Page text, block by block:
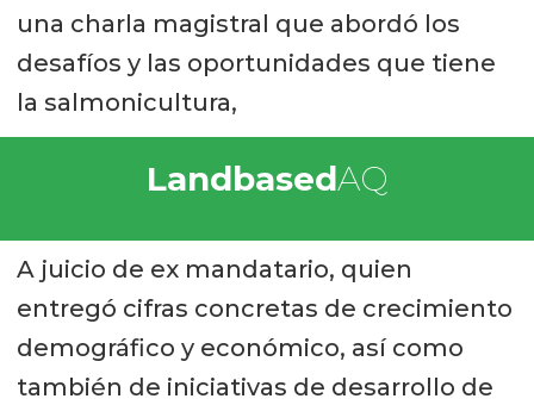
una charla magistral que abordó los
desafíos y las oportunidades que tiene
la salmonicultura,
LandbasedAQ
A juicio de ex mandatario, quien
entregó cifras concretas de crecimiento
demográfico y económico, así como
también de iniciativas de desarrollo de